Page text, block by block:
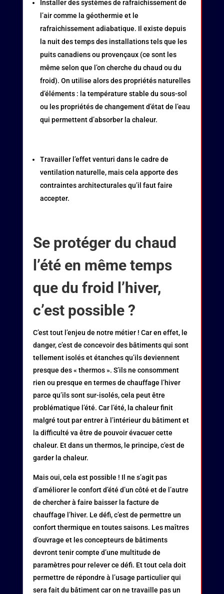
Installer des systèmes de rafraichissement de
l’air comme la géothermie et le
rafraichissement adiabatique. Il existe depuis
la nuit des temps des installations tels que les
puits canadiens ou provençaux (ce sont les
même selon que l’on cherche du chaud ou du
froid). On utilise alors des propriétés naturelles
d’éléments : la température stable du sous-sol
ou les propriétés de changement d’état de l’eau
qui permettent d’absorber la chaleur.
Travailler l’effet venturi dans le cadre de
ventilation naturelle, mais cela apporte des
contraintes architecturales qu’il faut faire
accepter.
Se protéger du chaud
l’été en même temps
que du froid l’hiver,
c’est possible ?
C’est tout l’enjeu de notre métier ! Car en effet, le
danger, c’est de concevoir des bâtiments qui sont
tellement isolés et étanches qu’ils deviennent
presque des « thermos ». S’ils ne consomment
rien ou presque en termes de chauffage l’hiver
parce qu’ils sont sur-isolés, cela peut être
problématique l’été. Car l’été, la chaleur finit
malgré tout par entrer à l’intérieur du bâtiment et
la difficulté va être de pouvoir évacuer cette
chaleur. Et dans un thermos, le principe, c’est de
garder la chaleur.
Mais oui, cela est possible ! Il ne s’agit pas
d’améliorer le confort d’été d’un côté et de l’autre
de chercher à faire baisser la facture de
chauffage l’hiver. Le défi, c’est de permettre un
confort thermique en toutes saisons. Les maîtres
d’ouvrage et les concepteurs de bâtiments
devront tenir compte d’une multitude de
paramètres pour relever ce défi. Et tout cela doit
permettre de répondre à l’usage particulier qui
sera fait du bâtiment car on ne travaille pas un